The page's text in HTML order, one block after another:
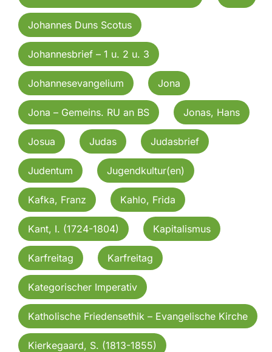
Johannes Duns Scotus
Johannesbrief – 1 u. 2 u. 3
Johannesevangelium Jona
Jona – Gemeins. RU an BS Jonas, Hans
Josua Judas Judasbrief
Judentum Jugendkultur(en)
Kafka, Franz Kahlo, Frida
Kant, I. (1724-1804) Kapitalismus
Karfreitag Karfreitag
Kategorischer Imperativ
Katholische Friedensethik – Evangelische Kirche
Kierkegaard, S. (1813-1855)